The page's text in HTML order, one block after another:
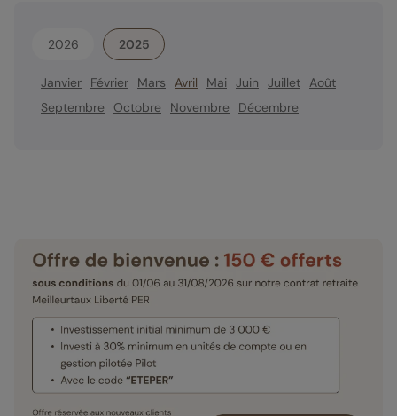
2026 2025
Janvier Février Mars Avril Mai Juin Juillet Août
Septembre
Octobre Novembre Décembre